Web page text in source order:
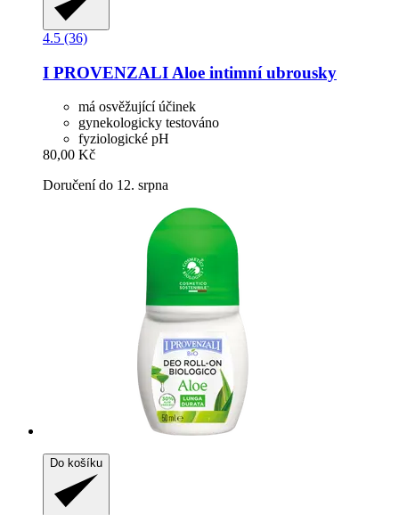
4.5 (36)
I PROVENZALI Aloe intimní ubrousky
má osvěžující účinek
gynekologicky testováno
fyziologické pH
80,00 Kč
Doručení do 12. srpna
Do košíku